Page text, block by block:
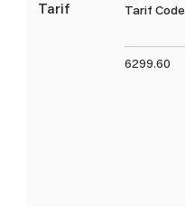
Tarif Tarif Code
6299.60